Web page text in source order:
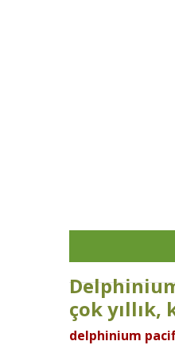
çok yıllık,
delphinium